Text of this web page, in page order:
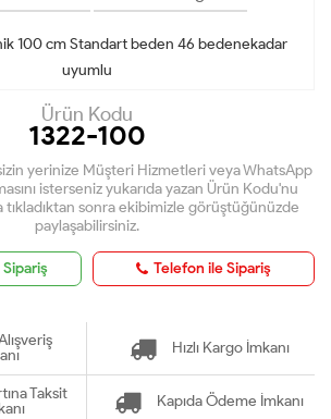
100 cm Standart beden 46 bedenekadar
uyumlu
Ürün Kodu
1322-100
yerinize Müşteri Hizmetleri veya WhatsApp
isterseniz yukarıda yazan Ürün Kodu'nu
tıkladıktan sonra ekibimizle görüştüğünüzde
paylaşabilirsiniz.
Telefon ile Sipariş
Hızlı Kargo İmkanı
Taksit
Kapıda Ödeme İmkanı